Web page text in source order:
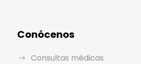
Conócenos
Consultas médicas